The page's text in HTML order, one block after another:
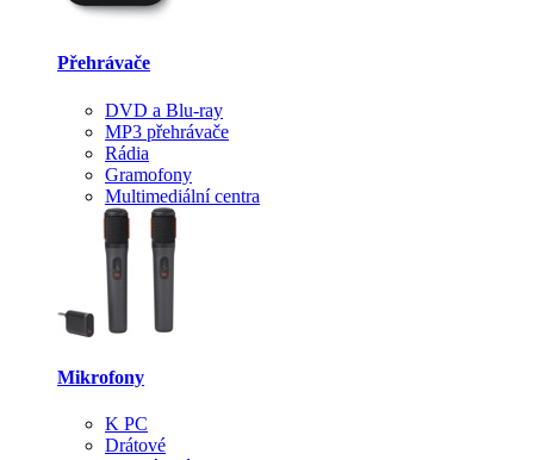
Přehrávače
DVD a Blu-ray
MP3 přehrávače
Rádia
Gramofony
Multimediální centra
Mikrofony
K PC
Drátové